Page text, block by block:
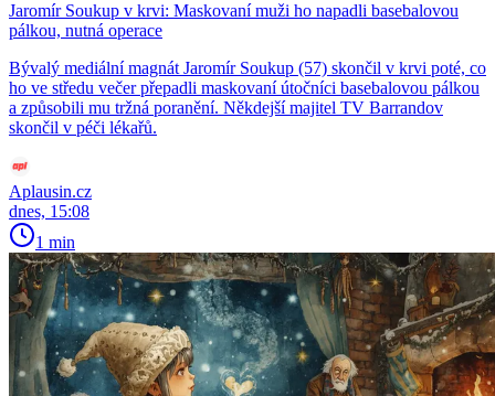
Jaromír Soukup v krvi: Maskovaní muži ho napadli basebalovou
pálkou, nutná operace
Bývalý mediální magnát Jaromír Soukup (57) skončil v krvi poté, co
ho ve středu večer přepadli maskovaní útočníci basebalovou pálkou
a způsobili mu tržná poranění. Někdejší majitel TV Barrandov
skončil v péči lékařů.
Aplausin.cz
dnes, 15:08
1 min